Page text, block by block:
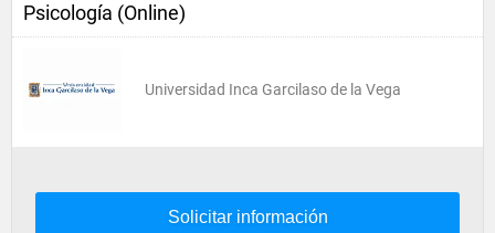
Psicología (Online)
Universidad Inca Garcilaso de la Vega
Solicitar información